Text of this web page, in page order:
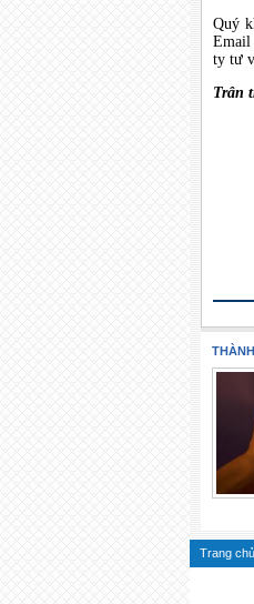
Quý
ty tư
Trân
Trang chủ